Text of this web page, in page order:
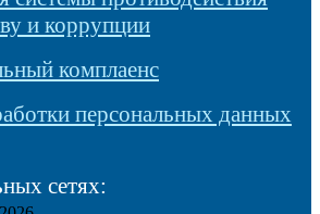
и коррупции
комплаенс
персональных данных
сетях: